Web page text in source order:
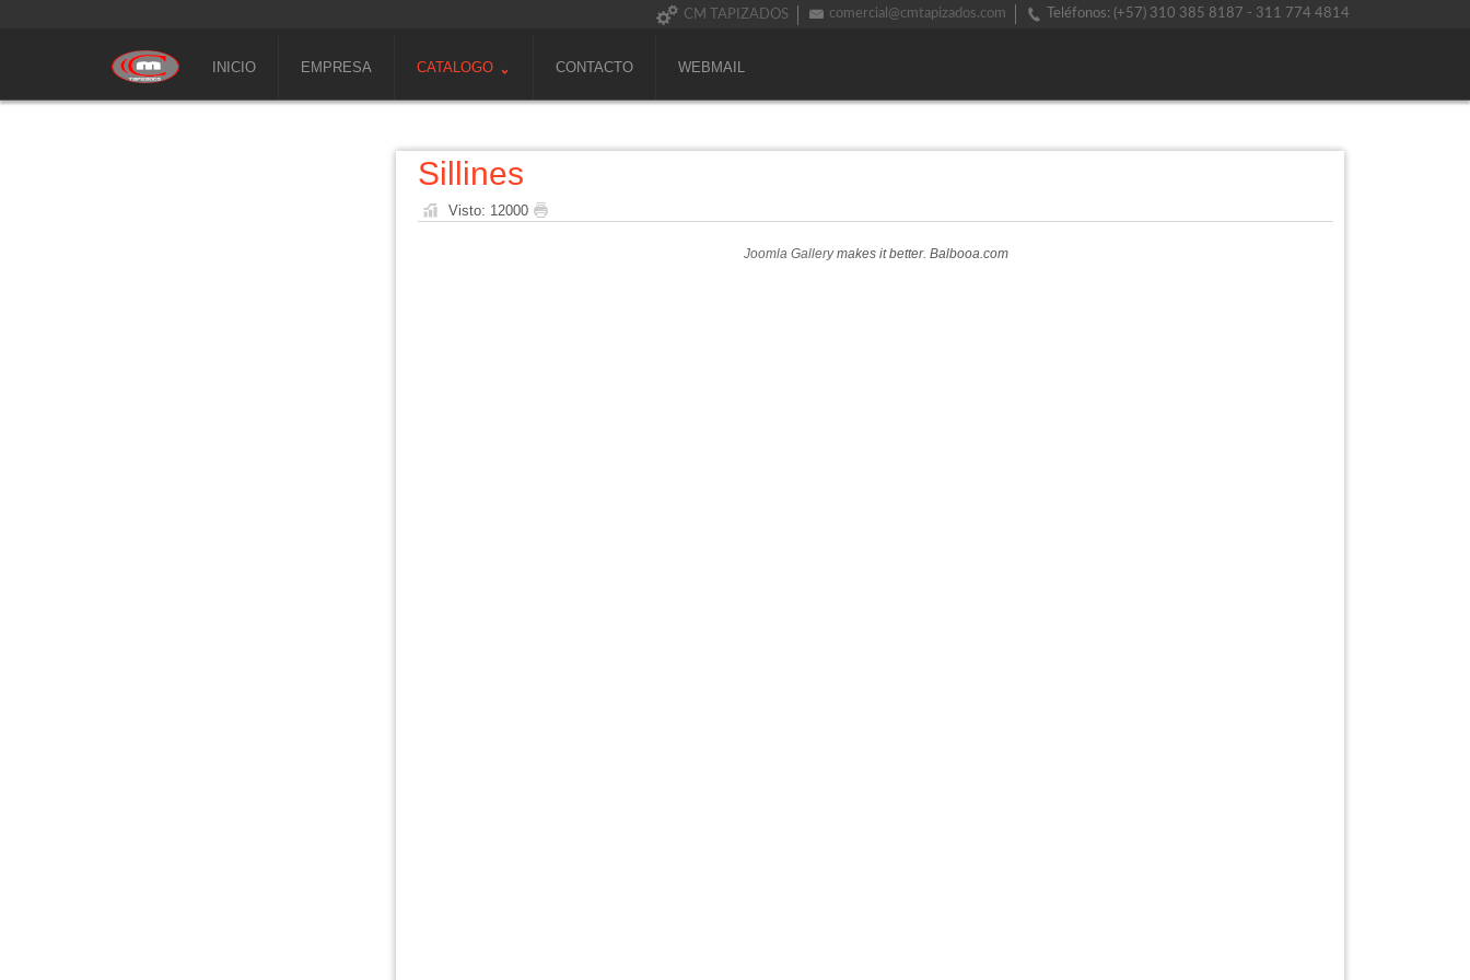
Teléfonos: (+57) 310 385 8187 - 311 774 4814
comercial@cmtapizados.com
CM TAPIZADOS
INICIO EMPRESA CATALOGO CONTACTO WEBMAIL
Sillines
Visto: 12000
Joomla Gallerymakes it better. Balbooa.com